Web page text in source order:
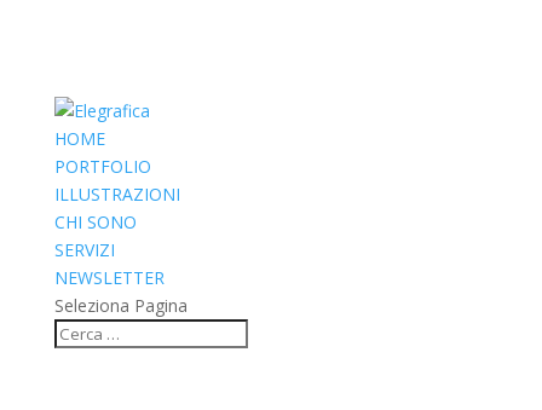
HOME
PORTFOLIO
ILLUSTRAZIONI
CHI SONO
SERVIZI
NEWSLETTER
Seleziona Pagina